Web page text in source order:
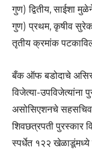
गुण) द्वितीय, साईशा
गुण) प्रथम, कृषीव
तृतीय क्रमांक
बँक ऑफ बडोदाचे
विजेत्या-उपविजेत्यांना
असोसिएशनचे सहसचिव
शिवछत्रपती पुरस्कार
स्पर्धेत १२२ खेळाडूंमध्ये